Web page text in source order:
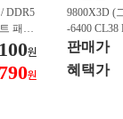
DDR5
패키
WIFI6
OC S
NV
원
원
9800X3D (
-6400 CL38
스
/ 라데온
0 M.2
판매가
혜택가